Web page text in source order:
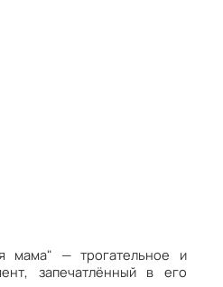
мама" — трогательное и
запечатлённый в его